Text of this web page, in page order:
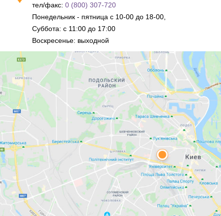
тел/факс: 0 (800) 307-720
Понедельник - пятница с 10-00 до 18-00,
Суббота: с 11:00 до 17:00
Воскресенье: выходной